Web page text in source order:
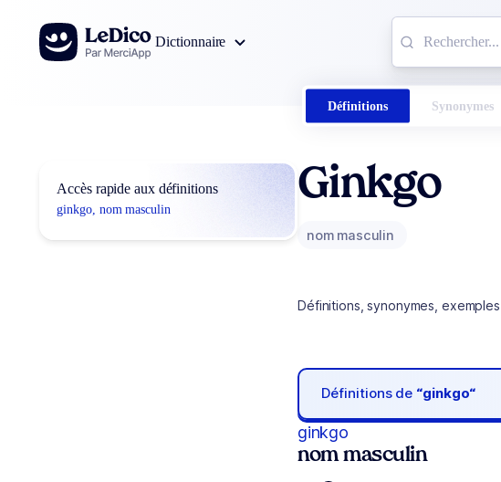
Aller au contenu
Dictionnaire
Définitions Synonymes
Accès rapide aux définitions
ginkgo, nom masculin
Ginkgo
nom masculin
Définitions, synonymes,
Définitions de “ginkgo“
ginkgo
nom masculin